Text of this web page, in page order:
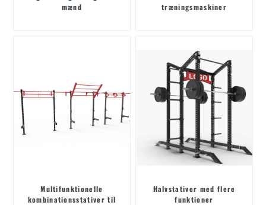
mænd
træningsmaskiner
Multifunktionelle
kombinationsstativer til
Halvstativer med flere
funktioner